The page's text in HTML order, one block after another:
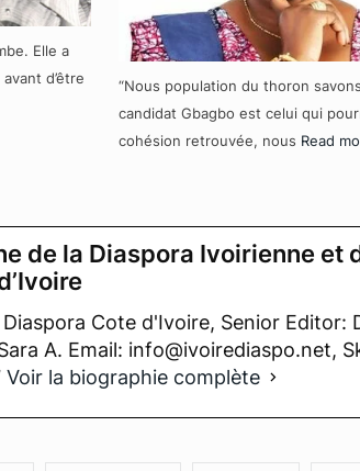
Elle a
d’être
“Nous population du thoron
candidat Gbagbo est celui qui
cohésion retrouvée, nous Read
de la Diaspora Ivoirienne et
Cote d'Ivoire, Senior Editor:
A. Email: info@ivoirediaspo.net,
Voir la biographie complète